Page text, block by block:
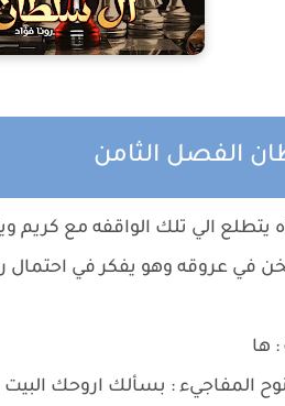
الفصل الثامن
يتطلع الي تلك الواقفه مع
في عروقه وهو يفكر في
: ها
المفاجيء : بسألك اروحك البيت